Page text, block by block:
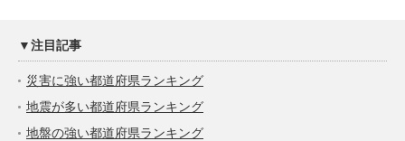
▼注目記事
災害に強い都道府県ランキング
地震が多い都道府県ランキング
地盤の強い都道府県ランキング